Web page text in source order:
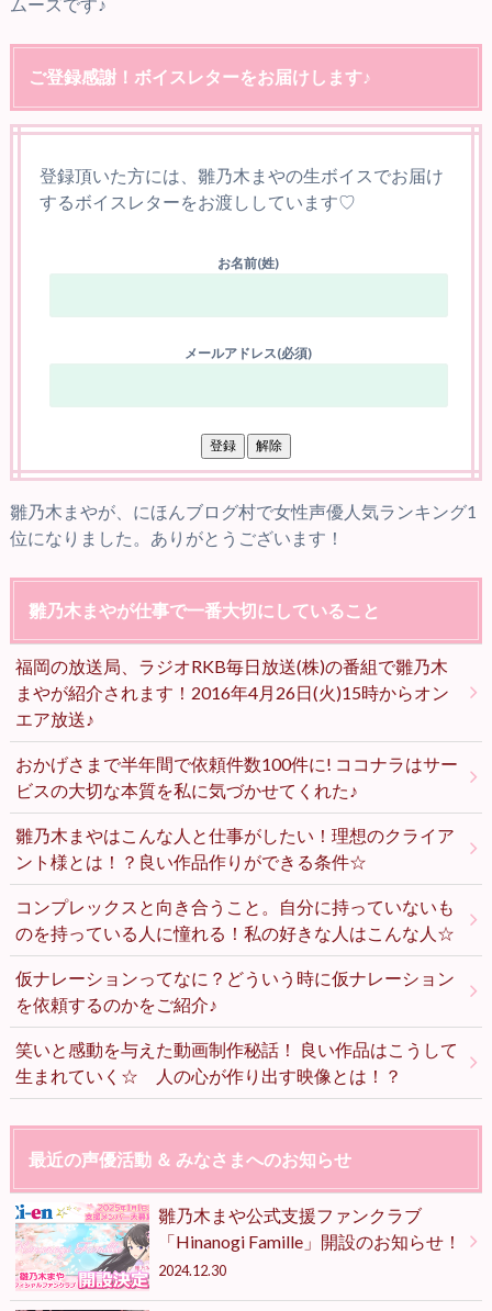
ご登録感謝！ボイスレターをお届けします♪
登録頂いた方には、雛乃木まやの生ボイスでお届け
するボイスレターをお渡ししています♡
お名前(姓)
メールアドレス(必須)
雛乃木まやが、にほんブログ村で女性声優人気ランキング1
位になりました。ありがとうございます！
雛乃木まやが仕事で一番大切にしていること
福岡の放送局、ラジオRKB毎日放送(株)の番組で雛乃木
まやが紹介されます！2016年4月26日(火)15時からオン
エア放送♪
おかげさまで半年間で依頼件数100件に! ココナラはサー
ビスの大切な本質を私に気づかせてくれた♪
雛乃木まやはこんな人と仕事がしたい！理想のクライア
ント様とは！？良い作品作りができる条件☆
コンプレックスと向き合うこと。自分に持っていないも
のを持っている人に憧れる！私の好きな人はこんな人☆
仮ナレーションってなに？どういう時に仮ナレーション
を依頼するのかをご紹介♪
笑いと感動を与えた動画制作秘話！ 良い作品はこうして
生まれていく☆ 人の心が作り出す映像とは！？
最近の声優活動 ＆ みなさまへのお知らせ
雛乃木まや公式支援ファンクラブ
「Hinanogi Famille」開設のお知らせ！
2024.12.30